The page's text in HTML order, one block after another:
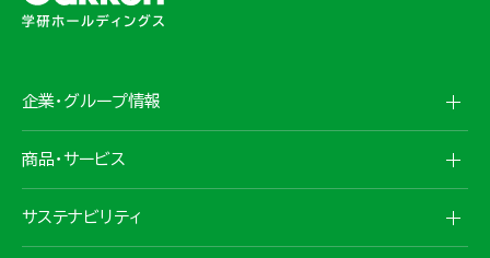
企業・グループ情報
商品・サービス
サステナビリティ